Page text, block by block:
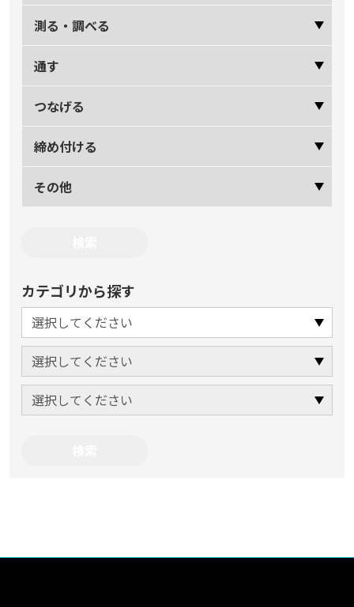
測る・調べる
通す
つなげる
締め付ける
その他
カテゴリから探す